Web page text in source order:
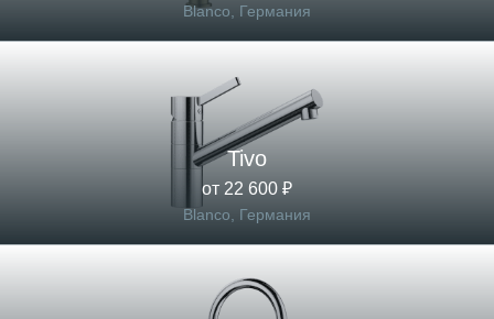
Blanco, Германия
Tivo
от 22 600 ₽
Blanco, Германия